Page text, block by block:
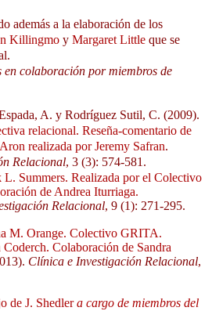
además a la elaboración de los
Killingmo y Margaret Little que se
colaboración por miembros de
A. y Rodríguez Sutil, C. (2009).
relacional. Reseña-comentario de
realizada por Jeremy Safran.
Relacional, 3 (3): 574-581.
L. Summers. Realizada por el Colectivo
de Andrea Iturriaga.
Relacional, 9 (1): 271-295.
M. Orange. Colectivo GRITA.
Colaboración de Sandra
Clínica e Investigación Relacional,
de J. Shedlera cargo de miembros del